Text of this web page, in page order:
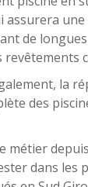
assurera
de
la
des
métier
dans les